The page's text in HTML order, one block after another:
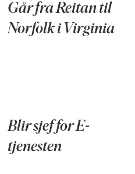
Går fra Reitan til
Norfolk i Virginia
Blir sjef for E-
tjenesten